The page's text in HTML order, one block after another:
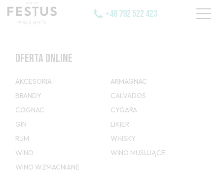
+48 792 522 423
OFERTA ONLINE
AKCESORIA
ARMAGNAC
BRANDY
CALVADOS
COGNAC
CYGARA
GIN
LIKIER
RUM
WHISKY
WINO
WINO MUSUJĄCE
WINO WZMACNIANE